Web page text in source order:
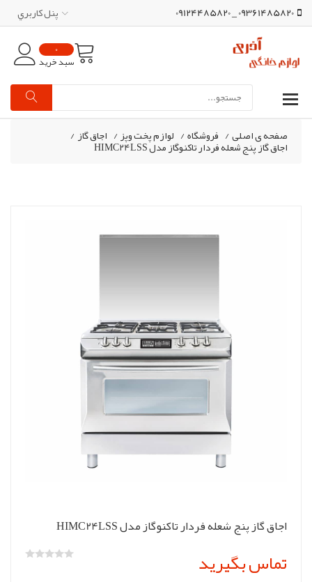
09361485820 _ 09124485820 پنل کاربري
0
سبد خرید
صفحه ی اصلی/ فروشگاه/ لوازم پخت وپز/ اجاق گاز /
اجاق گاز پنج شعله فردار تاکنوگاز مدل HIMC24LSS
اجاق گاز پنج شعله فردار تاکنوگاز مدل HIMC24LSS
تماس بگیرید